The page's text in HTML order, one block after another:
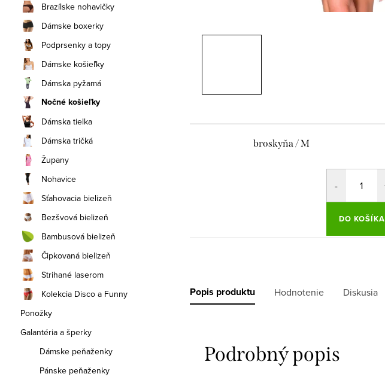
Brazílske nohavičky
Dámske boxerky
Podprsenky a topy
Dámske košieľky
Dámska pyžamá
Nočné košieľky
Dámska tielka
Dámska tričká
Župany
Nohavice
Sťahovacia bielizeň
Bezšvová bielizeň
Bambusová bielizeň
Čipkovaná bielizeň
Strihané laserom
Kolekcia Disco a Funny
Ponožky
Galantéria a šperky
Dámske peňaženky
Pánske peňaženky
broskyňa / M
DO KOŠÍKA
Popis produktu Hodnotenie Diskusia
Podrobný popis